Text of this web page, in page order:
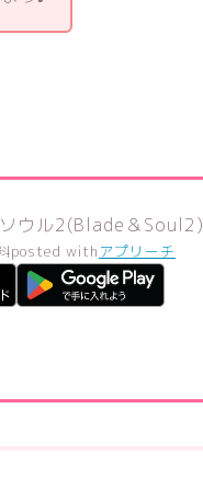
ウル2(Blade＆Soul2)
posted with アプリーチ